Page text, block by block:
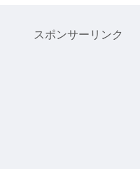
スポンサーリンク